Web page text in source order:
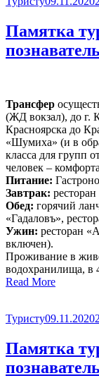
Памятка
Трансфер
(ЖД вокзал), до г.
Красноярска до
«Шумиха» (и в
класса для групп
человек –
Питание:
Завтрак:
Обед: горячий
«Гадаловъ»,
Ужин: ресторан
включен).
Проживание в
водохранилища, в
Read More“Памятка
тура”
Категория
Туристу09.11.2020
Памятка